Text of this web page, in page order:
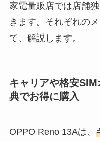
家電量販店では店舗
きます。それぞれの
て、解説します。
キャリアや格安
典でお得に購入
OPPO Reno 13Aは、